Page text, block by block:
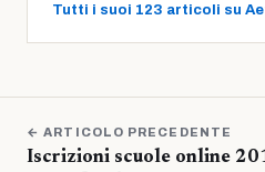
Tutti i suoi 123 articoli su
← ARTICOLO PRECEDENTE
Iscrizioni scuole online